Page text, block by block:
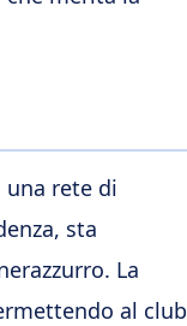
una rete di
sta
La
al club